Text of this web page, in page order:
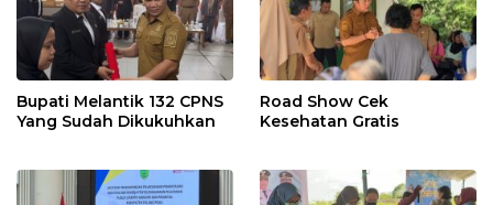
Bupati Melantik 132 CPNS
Yang Sudah Dikukuhkan
Road Show Cek
Kesehatan Gratis